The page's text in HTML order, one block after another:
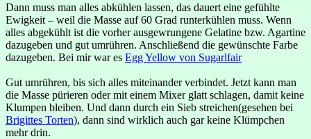
Dann muss man alles abkühlen lassen, das dauert eine gefühlte
Ewigkeit – weil die Masse auf 60 Grad runterkühlen muss. Wenn
alles abgekühlt ist die vorher ausgewrungene Gelatine bzw. Agartine
dazugeben und gut umrühren. Anschließend die gewünschte Farbe
dazugeben. Bei mir war es Egg Yellow von Sugarlfair
Gut umrühren, bis sich alles miteinander verbindet. Jetzt kann man
die Masse pürieren oder mit einem Mixer glatt schlagen, damit keine
Klumpen bleiben. Und dann durch ein Sieb streichen(gesehen bei
Brigittes Torten), dann sind wirklich auch gar keine Klümpchen
mehr drin.